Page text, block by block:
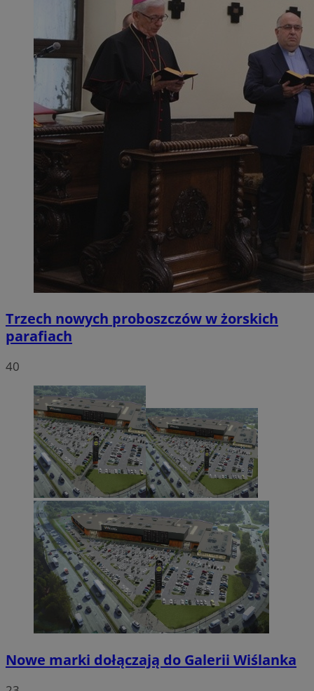
Trzech nowych proboszczów w żorskich
parafiach
40
Nowe marki dołączają do Galerii Wiślanka